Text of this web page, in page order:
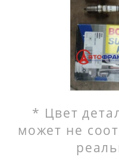
* Цвет
может не